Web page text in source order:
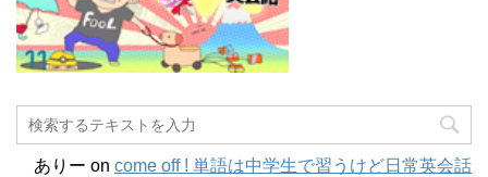
ありー on come off ! 単語は中学生で習うけど日常英会話